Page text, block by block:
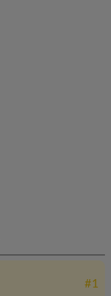
#1